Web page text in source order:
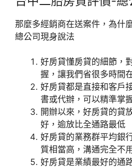
那麼多經銷商在送案件，為什
總公司現身說法
好房貸懂房貸的細節，
握，讓我們省很多時間
好房貸都是直接和客戶
書或代辦，可以精準掌
開辦以來，好房貸的貸
好，逾放比全通路最低
好房貸的業務群平均銀
質相當高，溝通完全不
好房貸是業績最好的通